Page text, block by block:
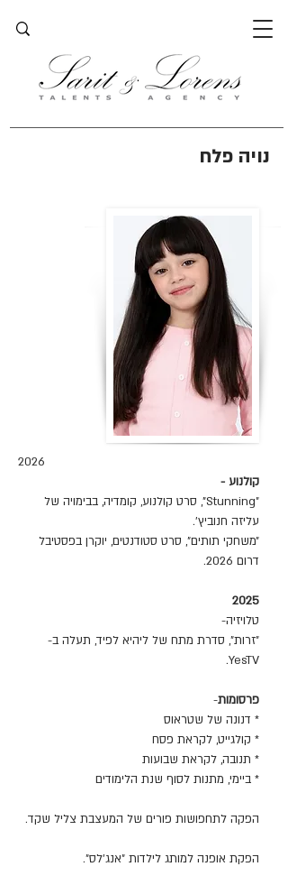
נויה פלח
2026
קולנוע -
״Stunning”, סרט קולנוע, קומדיה, בבימויה של
עליזה חנוביץ׳.
״משחקי תותים״, סרט סטודנטים, יוקרן בפסטיבל
דרום 2026.
2025
טלויזיה-
״זרות״, סדרת מתח של ליהיא לפיד, תעלה ב-
YesTV.
פרסומות-
* דנונה של שטראוס
* קולגייט, לקראת פסח
* תנובה, לקראת שבועות
* ביימי, מתנות לסוף שנת הלימודים
הפקה לתחפושות פורים של המעצבת צליל שקד.
הפקת אופנה למותג לילדות ״אנג׳לס״.